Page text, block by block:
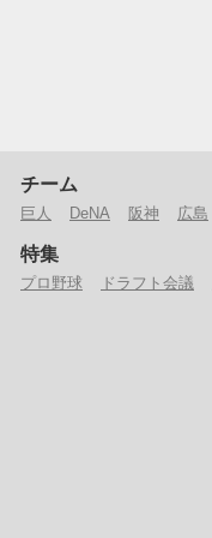
チーム
巨人 DeNA 阪神 広島
特集
プロ野球 ドラフト会議